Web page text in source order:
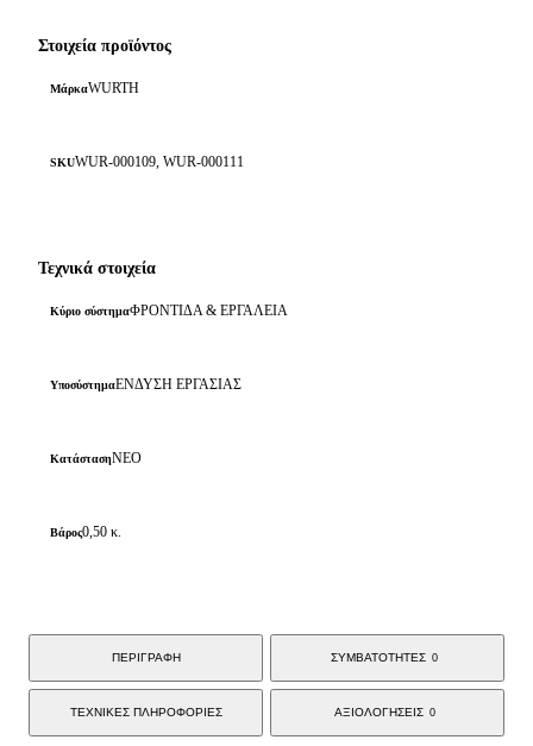
Στοιχεία προϊόντος
ΜάρκαWURTH
SKUWUR-000109, WUR-000111
Τεχνικά στοιχεία
Κύριο σύστημαΦΡΟΝΤΙΔΑ & ΕΡΓΑΛΕΙΑ
ΥποσύστημαΕΝΔΥΣΗ ΕΡΓΑΣΙΑΣ
ΚατάστασηΝΕΟ
Βάρος0,50 κ.
ΠΕΡΙΓΡΑΦΗ ΣΥΜΒΑΤΟΤΗΤΕΣ 0
ΤΕΧΝΙΚΕΣ ΠΛΗΡΟΦΟΡΙΕΣ ΑΞΙΟΛΟΓΗΣΕΙΣ 0